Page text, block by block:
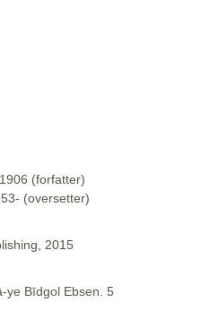
(forfatter)
(oversetter)
2015
ye Bīdgol Ebsen. 5